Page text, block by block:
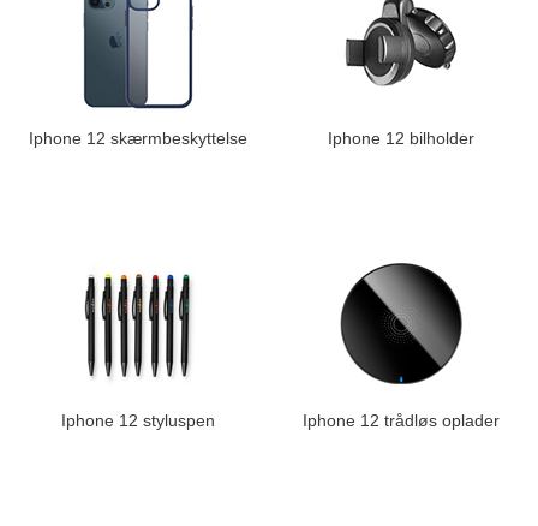
Iphone 12 skærmbeskyttelse Iphone 12 bilholder
Iphone 12 styluspen Iphone 12 trådløs oplader